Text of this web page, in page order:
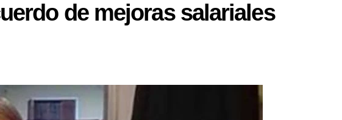
de mejoras salariales